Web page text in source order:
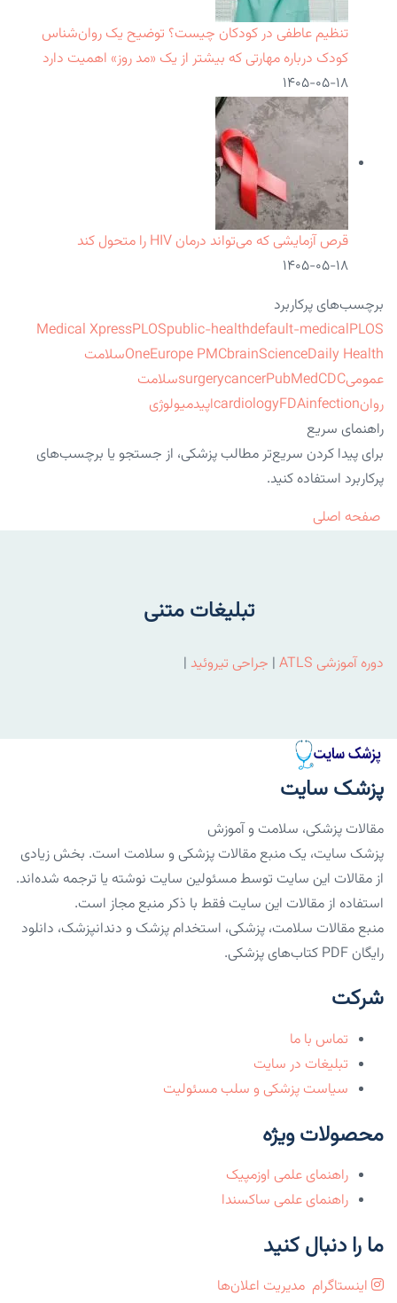
تنظیم عاطفی در کودکان چیست؟ توضیح یک روان‌شناس
کودک درباره مهارتی که بیشتر از یک «مد روز» اهمیت دارد
۱۴۰۵-۰۵-۱۸
قرص آزمایشی که می‌تواند درمان HIV را متحول کند
۱۴۰۵-۰۵-۱۸
برچسب‌های پرکاربرد
Medical XpressPLOSpublic-healthdefault-medicalPLOS
OneEurope PMCbrainScienceDaily Health
سلامت
عمومی
surgerycancerPubMedCDC
سلامت
روان
cardiologyFDAinfection
اپیدمیولوژی
راهنمای سریع
برای پیدا کردن سریع‌تر مطالب پزشکی، از جستجو یا برچسب‌های
پرکاربرد استفاده کنید.
صفحه اصلی
تبلیغات متنی
دوره آموزشی ATLS | جراحی تیروئید |
پزشک سایت
مقالات پزشکی، سلامت و آموزش
پزشک سایت، یک منبع مقالات پزشکی و سلامت است. بخش زیادی
از مقالات این سایت توسط مسئولین سایت نوشته یا ترجمه شده‌اند.
استفاده از مقالات این سایت فقط با ذکر منبع مجاز است.
منبع مقالات سلامت، پزشکی، استخدام پزشک و دندانپزشک، دانلود
رایگان PDF کتاب‌های پزشکی.
شرکت
تماس با ما
تبلیغات در سایت
سیاست پزشکی و سلب مسئولیت
محصولات ویژه
راهنمای علمی اوزمپیک
راهنمای علمی ساکسندا
ما را دنبال کنید
اینستاگرام مدیریت اعلان‌ها